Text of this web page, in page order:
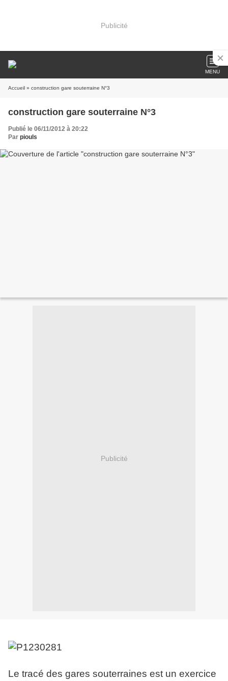
Publicité
MENU
Accueil » construction gare souterraine N°3
construction gare souterraine N°3
Publié le 06/11/2012 à 20:22
Par piouls
Publicité
Le tracé des gares souterraines est un exercice